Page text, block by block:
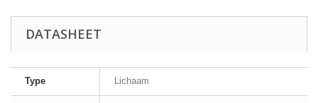
DATASHEET
Type Lichaam